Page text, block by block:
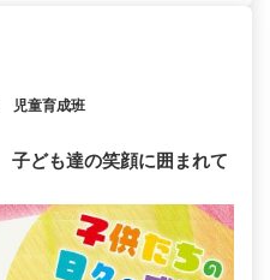
児童育成班
ども達の笑顔に囲まれて